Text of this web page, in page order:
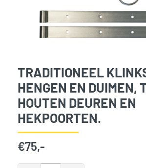
TRADITIONEEL
HENGEN EN DUIMEN,
HOUTEN DEUREN EN
HEKPOORTEN.
€75,-